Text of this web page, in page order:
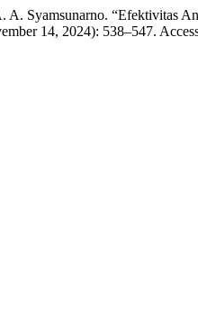
Syamsunarno. “Efektivitas
14, 2024): 538–547.